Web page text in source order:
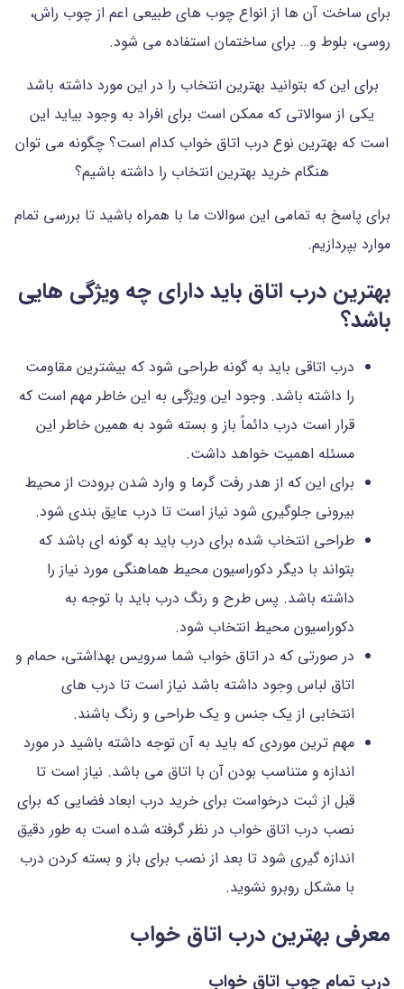
برای ساخت آن ها از انواع چوب های طبیعی اعم از چوب راش،
روسی، بلوط و… برای ساختمان استفاده می شود.
برای این که بتوانید بهترین انتخاب را در این مورد داشته باشد
یکی از سوالاتی که ممکن است برای افراد به وجود بیاید این
است که بهترین نوع درب اتاق خواب کدام است؟ چگونه می توان
هنگام خرید بهترین انتخاب را داشته باشیم؟
برای پاسخ به تمامی این سوالات ما با همراه باشید تا بررسی تمام
موارد بپردازیم.
بهترین درب اتاق باید دارای چه ویژگی هایی
باشد؟
درب اتاقی باید به گونه طراحی شود که بیشترین مقاومت
را داشته باشد. وجود این ویژگی به این خاطر مهم است که
قرار است درب دائماً باز و بسته شود به همین خاطر این
مسئله اهمیت خواهد داشت.
برای این که از هدر رفت گرما و وارد شدن برودت از محیط
بیرونی جلوگیری شود نیاز است تا درب عایق بندی شود.
طراحی انتخاب شده برای درب باید به گونه ای باشد که
بتواند با دیگر دکوراسیون محیط هماهنگی مورد نیاز را
داشته باشد. پس طرح و رنگ درب باید با توجه به
دکوراسیون محیط انتخاب شود.
در صورتی که در اتاق خواب شما سرویس بهداشتی، حمام و
اتاق لباس وجود داشته باشد نیاز است تا درب های
انتخابی از یک جنس و یک طراحی و رنگ باشند.
مهم ترین موردی که باید به آن توجه داشته باشید در مورد
اندازه و متناسب بودن آن با اتاق می باشد. نیاز است تا
قبل از ثبت درخواست برای خرید درب ابعاد فضایی که برای
نصب درب اتاق خواب در نظر گرفته شده است به طور دقیق
اندازه گیری شود تا بعد از نصب برای باز و بسته کردن درب
با مشکل روبرو نشوید.
معرفی بهترین درب اتاق خواب
درب تمام چوب اتاق خواب